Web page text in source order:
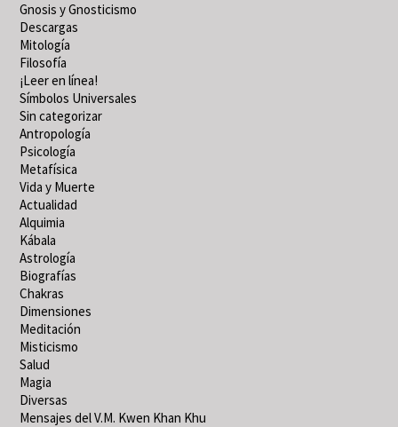
Gnosis y Gnosticismo
Descargas
Mitología
Filosofía
¡Leer en línea!
Símbolos Universales
Sin categorizar
Antropología
Psicología
Metafísica
Vida y Muerte
Actualidad
Alquimia
Kábala
Astrología
Biografías
Chakras
Dimensiones
Meditación
Misticismo
Salud
Magia
Diversas
Mensajes del V.M. Kwen Khan Khu